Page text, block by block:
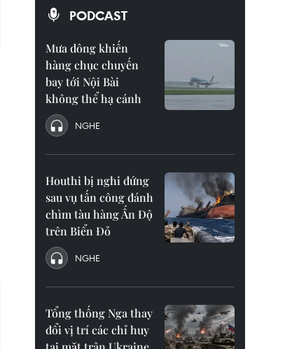
PODCAST
Mưa dông khiến
hàng chục chuyến
bay tới Nội Bài
không thể hạ cánh
NGHE
Houthi bị nghi đứng
sau vụ tấn công đánh
chìm tàu hàng Ấn Độ
trên Biển Đỏ
NGHE
Tổng thống Nga thay
đổi vị trí các chỉ huy